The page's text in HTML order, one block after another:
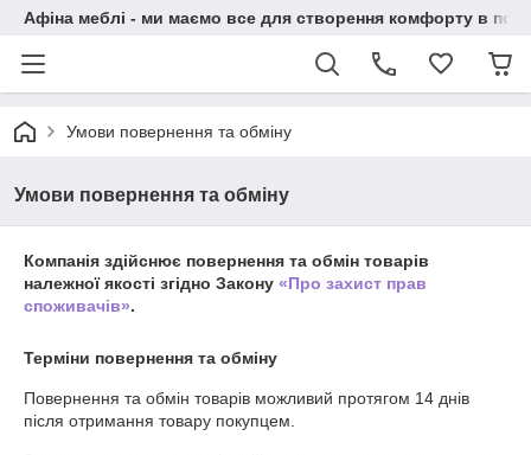
Афіна меблі - ми маємо все для створення комфорту в
Умови повернення та обміну
Умови повернення та обміну
Компанія здійснює повернення та обмін товарів
належної якості згідно Закону «Про захист прав
споживачів».
Терміни повернення та обміну
Повернення та обмін товарів можливий протягом 14 днів
після отримання товару покупцем.